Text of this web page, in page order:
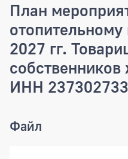
План
2027 гг.
ИНН
План
Файл